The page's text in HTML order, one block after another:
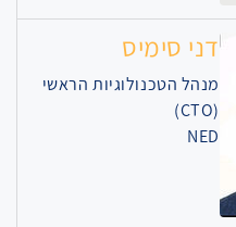
דני סימיס
מנהל הטכנולוגיות הראשי
(CTO)
NED